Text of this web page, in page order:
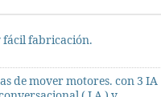
fácil fabricación.
de mover motores. con 3 IA